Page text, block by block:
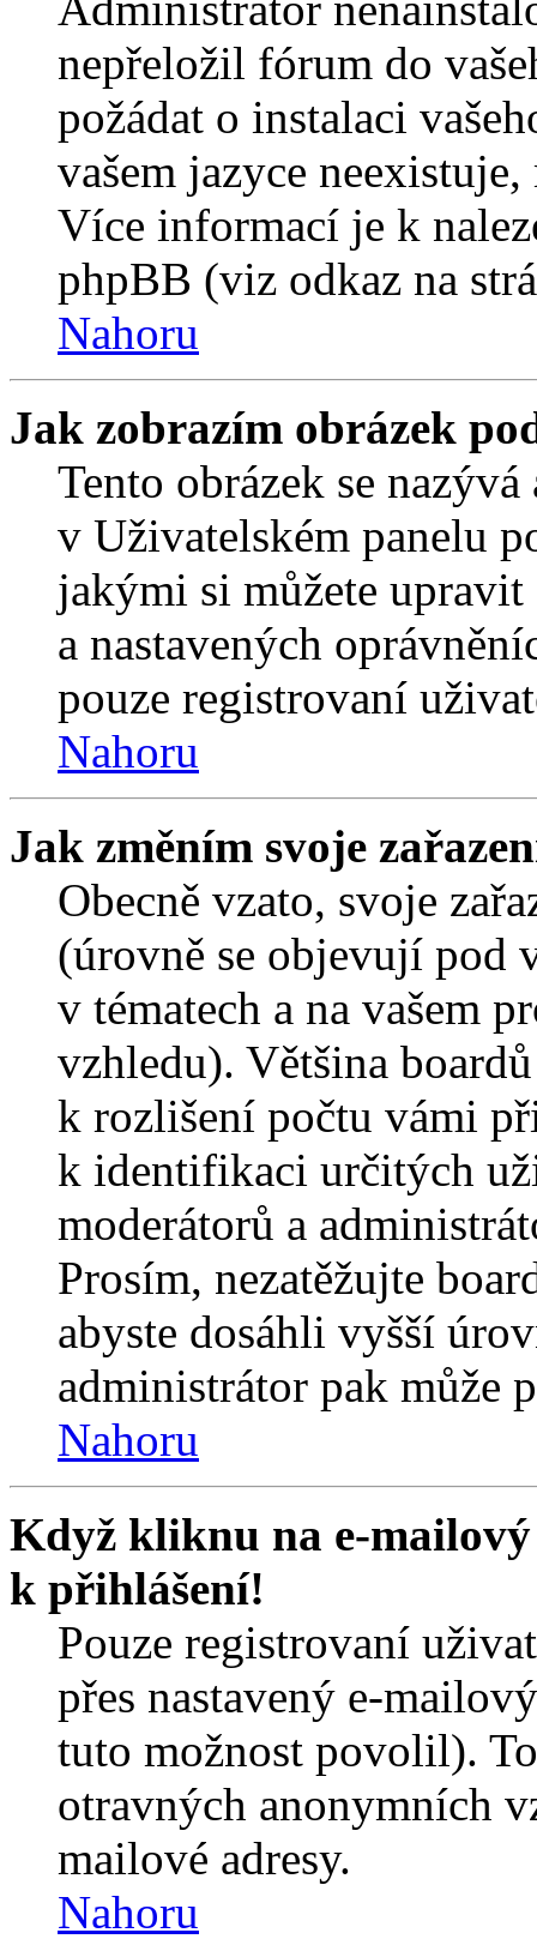
nepřeložil fórum do
požádat o instalaci
vašem jazyce
Více informací je k
phpBB (viz odkaz na
Nahoru
Jak zobrazím obrázek
Tento obrázek se
v Uživatelském panelu
jakými si můžete
a nastavených
pouze registrovaní
Nahoru
Jak změním svoje
Obecně vzato, svoje
(úrovně se objevují pod
v tématech a na vašem
vzhledu). Většina
k rozlišení počtu vámi
k identifikaci určitých
moderátorů a
Prosím, nezatěžujte
abyste dosáhli vyšší
administrátor pak může
Nahoru
Když kliknu na e-
k přihlášení!
Pouze registrovaní
přes nastavený e-
tuto možnost povolil).
otravných anonymních
mailové adresy.
Nahoru